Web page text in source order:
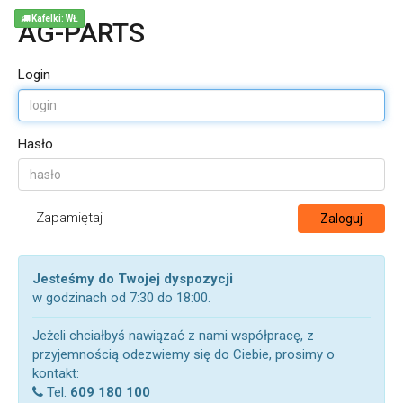
AG-PARTS
Login
Hasło
Zapamiętaj Zaloguj
Jesteśmy do Twojej dyspozycji
w godzinach od 7:30 do 18:00.
Jeżeli chciałbyś nawiązać z nami współpracę, z
przyjemnością odezwiemy się do Ciebie, prosimy o
kontakt:
Tel. 609 180 100
Kafelki: WŁ